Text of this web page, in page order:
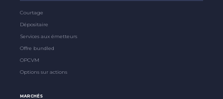
Courtage
Dépositaire
Services aux émetteurs
Offre bundled
OPCVM
Options sur actions
MARCHÉS